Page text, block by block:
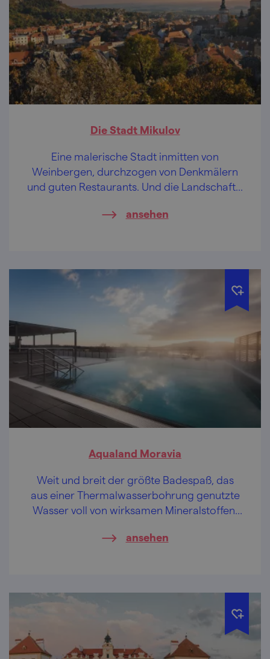
Die Stadt Mikulov
Eine malerische Stadt inmitten von
Weinbergen, durchzogen von Denkmälern
und guten Restaurants. Und die Landschaft...
ansehen
Aqualand Moravia
Weit und breit der größte Badespaß, das
aus einer Thermalwasserbohrung genutzte
Wasser voll von wirksamen Mineralstoffen,
Pollauer Berge).
ansehen